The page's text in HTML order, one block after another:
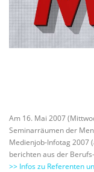
Am 16. Mai 2007
Seminarräumen der
Medienjob-Infotag 2007
berichten aus der
>> Infos zu Referenten